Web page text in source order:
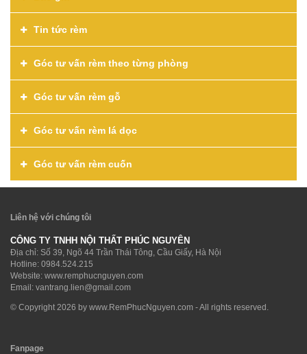
Tin tức rèm
Góc tư vấn rèm theo từng phòng
Góc tư vấn rèm gỗ
Góc tư vấn rèm lá dọc
Góc tư vấn rèm cuốn
Liên hệ với chúng tôi
CÔNG TY TNHH NỘI THẤT PHÚC NGUYÊN
Địa chỉ: Số 39, Ngõ 44 Trần Thái Tông, Cầu Giấy, Hà Nội
Hotline: 0984.524.215
Website: www.remphucnguyen.com
Email: vantrang.lien@gmail.com
© Copyright 2026 by www.RemPhucNguyen.com - All rights reserved.
Fanpage